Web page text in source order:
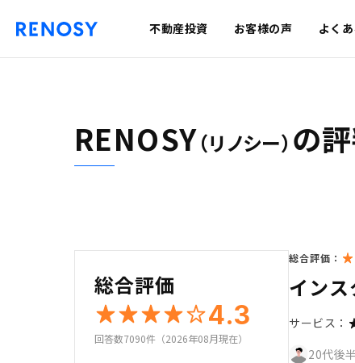
不動産投資 お客様の声 よく
RENOSY（リノシー） の
総合評価
4.3
回答数7090件（2026年08月現在）
総合評価：
インス
サービス：
20代後半